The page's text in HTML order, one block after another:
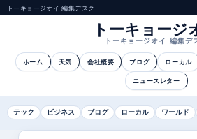
トーキョージオイ 編集デスク
トーキョージ
トーキョージオイ 編集デ
ホーム 天気 会社概要 ブログ ローカル
ニュースレター
テック ビジネス ブログ ローカル ワールド